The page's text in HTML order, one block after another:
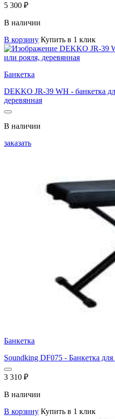
5 300 ₽
В наличии
В корзину Купить в 1 клик
Банкетка
DEKKO JR-39 WH - банкетка
деревянная
В наличии
заказать
Банкетка
Soundking DF075 - Банкетка
3 310 ₽
В наличии
В корзину Купить в 1 клик